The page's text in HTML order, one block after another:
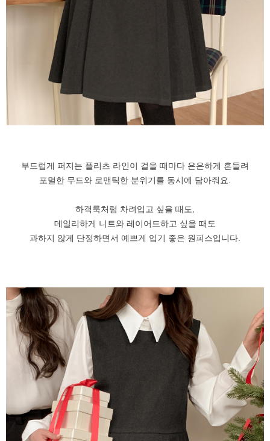
부드럽게 퍼지는 플리츠 라인이 걸을 때마다 은은하게 흔들려
포멀한 무드와 로맨틱한 분위기를 동시에 담아줘요.
하객룩처럼 차려입고 싶을 때도,
데일리하게 니트와 레이어드하고 싶을 때도
과하지 않게 단정하면서 예쁘게 입기 좋은 원피스입니다.